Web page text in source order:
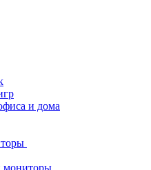
и дома
мониторы